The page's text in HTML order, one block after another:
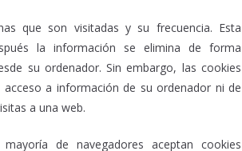
que son visitadas y su frecuencia. Esta
la información se elimina de forma
su ordenador. Sin embargo, las cookies
a información de su ordenador ni de
a una web.
de navegadores aceptan cookies